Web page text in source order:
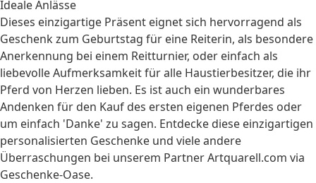
Ideale Anlässe
Dieses einzigartige Präsent eignet sich hervorragend als
Geschenk zum Geburtstag für eine Reiterin, als besondere
Anerkennung bei einem Reitturnier, oder einfach als
liebevolle Aufmerksamkeit für alle Haustierbesitzer, die ihr
Pferd von Herzen lieben. Es ist auch ein wunderbares
Andenken für den Kauf des ersten eigenen Pferdes oder
um einfach 'Danke' zu sagen. Entdecke diese einzigartigen
personalisierten Geschenke und viele andere
Überraschungen bei unserem Partner Artquarell.com via
Geschenke-Oase.